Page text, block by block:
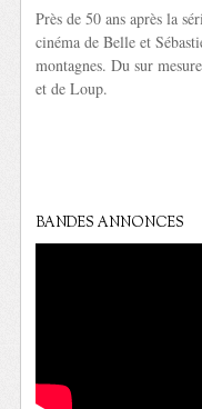
Près de 50 ans après la
cinéma de Belle et
montagnes. Du sur
et de Loup.
BANDES ANNONCES